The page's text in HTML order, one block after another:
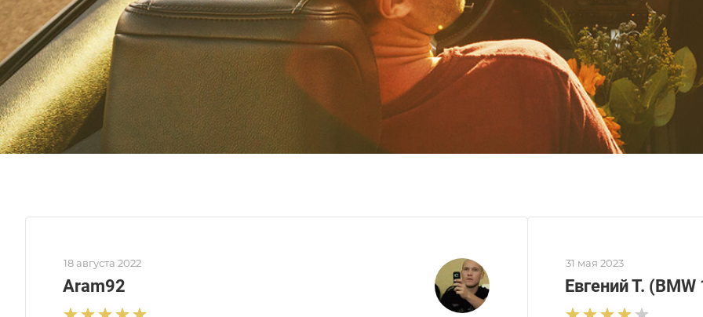
18 августа 2022
Aram92
31 мая 2023
Евгений Т.